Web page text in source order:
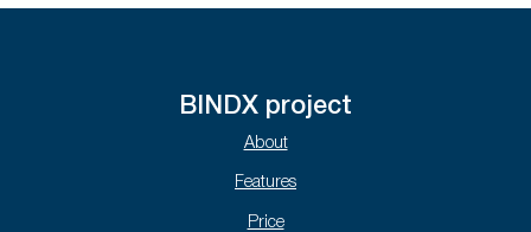
BINDX project
About
Features
Price